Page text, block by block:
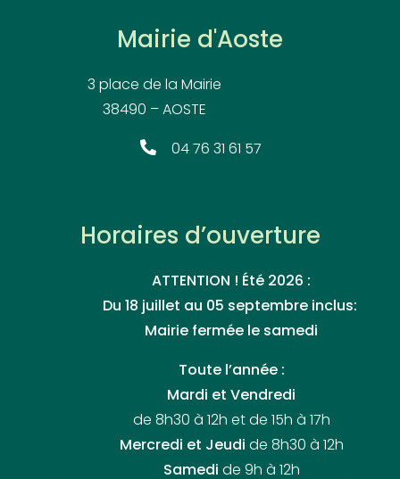
Mairie d'Aoste
3 place de la Mairie
38490 – AOSTE
04 76 31 61 57
Horaires d’ouverture
ATTENTION ! Été 2026 :
Du 18 juillet au 05 septembre inclus:
Mairie fermée le samedi
Toute l’année :
Mardi et Vendredi
de 8h30 à 12h et de 15h à 17h
Mercredi et Jeudi de 8h30 à 12h
Samedi de 9h à 12h